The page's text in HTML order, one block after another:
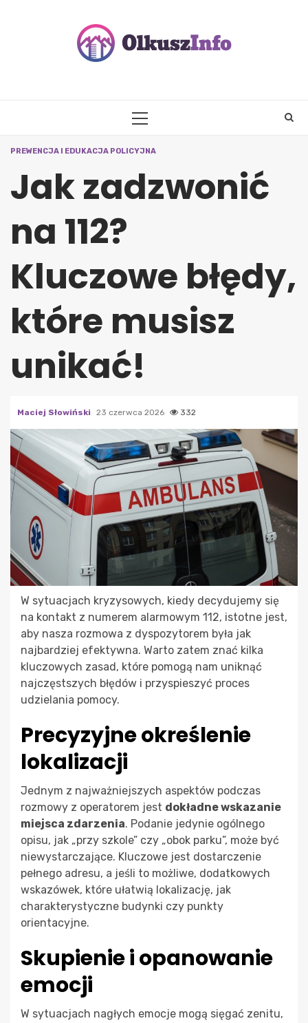
PRIMARY
PREWENCJA I EDUKACJA POLICYJNA
Jak zadzwonić
na 112?
Kluczowe błędy,
które musisz
unikać!
Maciej Słowiński 23 czerwca 2026 332
W sytuacjach kryzysowych, kiedy decydujemy się
na kontakt z numerem alarmowym 112, istotne jest,
aby nasza rozmowa z dyspozytorem była jak
najbardziej efektywna. Warto zatem znać kilka
kluczowych zasad, które pomogą nam uniknąć
najczęstszych błędów i przyspieszyć proces
udzielania pomocy.
Precyzyjne określenie
lokalizacji
Jednym z najważniejszych aspektów podczas
rozmowy z operatorem jest dokładne wskazanie
miejsca zdarzenia. Podanie jedynie ogólnego
opisu, jak „przy szkole” czy „obok parku”, może być
niewystarczające. Kluczowe jest dostarczenie
pełnego adresu, a jeśli to możliwe, dodatkowych
wskazówek, które ułatwią lokalizację, jak
charakterystyczne budynki czy punkty
orientacyjne.
Skupienie i opanowanie
emocji
W sytuacjach nagłych emocje mogą sięgać zenitu,